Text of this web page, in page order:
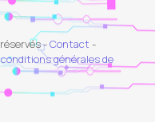
-Contact -
générales de